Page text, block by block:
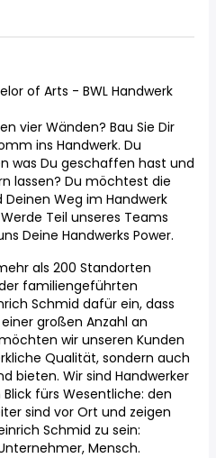
of Arts - BWL Handwerk
vier Wänden? Bau Sie Dir
ins Handwerk. Du
was Du geschaffen hast und
lassen? Du möchtest die
Weg im Handwerk
Teil unseres Teams
Deine Handwerks Power.
als 200 Standorten
familiengeführten
Schmid dafür ein, dass
großen Anzahl an
wir unseren Kunden
Qualität, sondern auch
bieten. Wir sind Handwerker
fürs Wesentliche: den
sind vor Ort und zeigen
Schmid zu sein:
Mensch.